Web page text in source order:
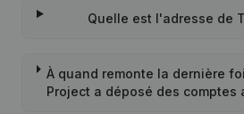
Quelle est l'adresse de
À quand remonte la dernière
Project a déposé des comptes